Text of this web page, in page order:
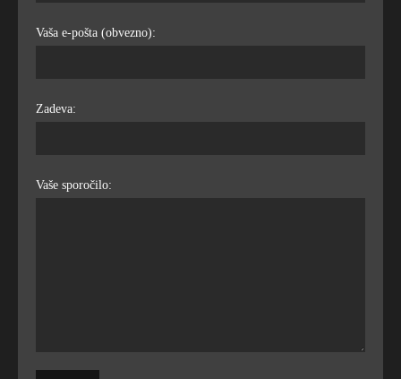
Vaša e-pošta (obvezno):
Zadeva:
Vaše sporočilo: